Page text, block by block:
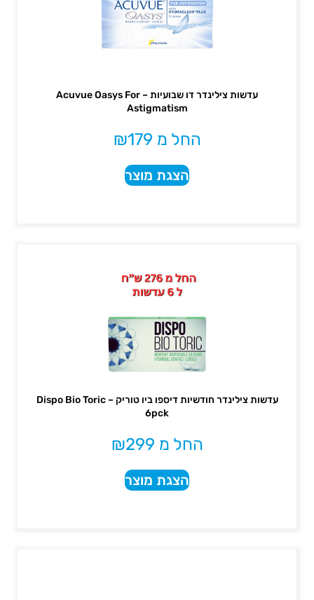
עדשות צילינדר דו שבועיות – Acuvue Oasys For
Astigmatism
החל מ ₪179
הצגת מוצר
עדשות צילינדר חודשיות דיספו ביו טוריק – Dispo Bio Toric
6pck
החל מ ₪299
הצגת מוצר